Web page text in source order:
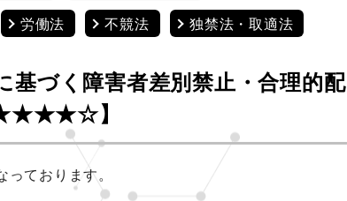
労働法 不競法 独禁法・取適法
基づく障害者差別禁止・合理的配
★★★★☆】
ております。